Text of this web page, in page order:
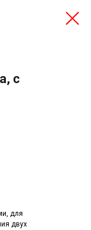
с
для
двух